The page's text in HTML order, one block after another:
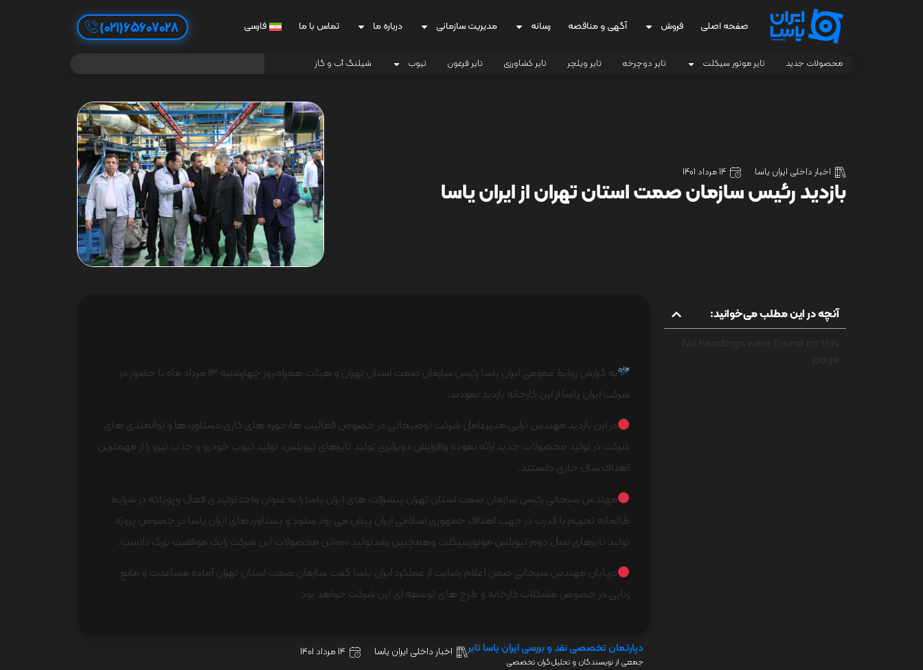
صفحه اصلی فروش آگهی و مناقصه رسانه مدیریت سازمانی درباره ما تماس با ما فارسی 65607028(021)
محصولات جدید تایر موتور سیکلت تایر دوچرخه تایر ویلچر تایر کشاورزی تایر فرغون تیوب شیلنگ آب و گاز
اخبار داخلی ایران یاسا 14 مرداد 1401
بازدید رئیس سازمان صمت استان تهران از ایران یاسا
آنچه در این مطلب می‌خوانید:
به گزارش روابط عمومی ایران یاسا رئیس سازمان صمت استان تهران و هیئت همراه،روز چهارشنبه 13 مرداد ماه با حضور در
شرکت ایران یاسا از این کارخانه بازدید نمودند.
در این بازدید مهندس ترابی،مدیرعامل شرکت توضیحاتی در خصوص فعالیت ها،حوزه های کاری،دستاوردها و توانمندی های
شرکت در تولید محصولات جدید ارائه نموده وافزایش دوبرابری تولید تایرهای تیوبلس، تولید تیوب خودرو و جذب نیرو را از مهمترین
اهداف سال جاری دانستند.
مهندس سیجانی رئیس سازمان صمت استان تهران پیشرفت های ایران یاسا را به عنوان واحدتولیدی فعال وپویاکه در شرایط
ظالمانه تحریم با قدرت در جهت اهداف جمهوری اسلامی ایران پیش می رود ستود و دستاوردهای ایران یاسا در خصوص پروژه
تولید تایرهای نسل دوم تیوبلس موتورسیکلت وهمچنین رشدتولید 1000تن محصولات این شرکت رایک موفقیت بزرگ دانست.
درپایان مهندس سیجانی ضمن اعلام رضایت از عملکرد ایران یاسا گفت سازمان صمت استان تهران آماده مساعدت و مانع
زدایی در خصوص مشکلات کارخانه و طرح های توسعه ای این شرکت خواهد بود
دپارتمان تخصصی نقد و بررسی ایران یاسا تایر
جمعی از نویسندگان و تحلیل‌گران تخصصی
اخبار داخلی ایران یاسا 14 مرداد 1401